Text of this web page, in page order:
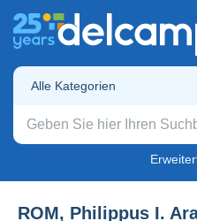
Alle Kategorien
ROM, Philippus I.